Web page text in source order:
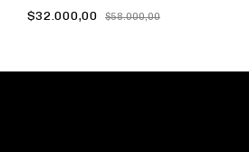
$32.000,00
$58.000,00